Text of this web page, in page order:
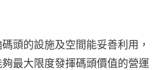
頭的設施及空間能妥善利用，
最大限度發揮碼頭價值的營運